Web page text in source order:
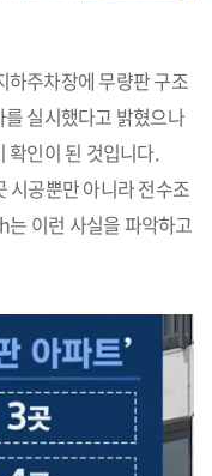
하주차장에 무량판 구조
실시했다고 밝혔으나
확인이 된 것입니다.
시공뿐만 아니라 전수조
는 이런 사실을 파악하고